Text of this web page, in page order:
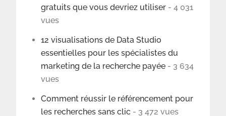
gratuits que vous devriez utiliser - 4 031
vues
12 visualisations de Data Studio
essentielles pour les spécialistes du
marketing de la recherche payée - 3 634
vues
Comment réussir le référencement pour
les recherches sans clic - 3 472 vues